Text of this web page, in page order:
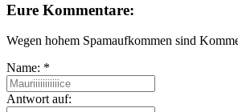
Eure Kommentare:
Wegen hohem Spamaufkommen sind
Name: *
Antwort auf: